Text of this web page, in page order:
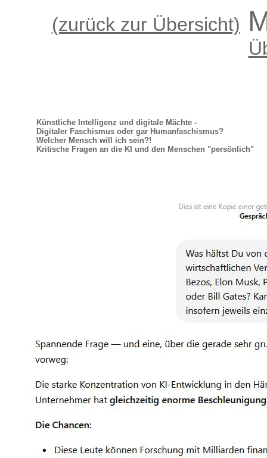
(zurück zur Übersicht)
Künstliche Intelligenz und digitale Mächte -
Digitaler Faschismus oder gar Humanfaschismus?
Welcher Mensch will ich sein?!
Kritische Fragen an die KI und den Menschen "persönlich"